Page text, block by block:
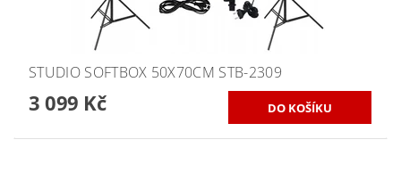
STUDIO SOFTBOX 50X70CM STB-2309
3 099 Kč